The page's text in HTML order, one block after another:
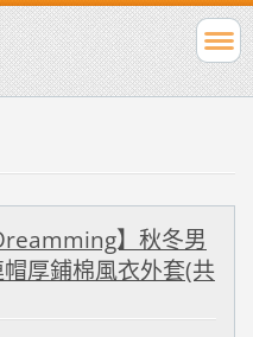
】秋冬男
厚鋪棉風衣外套(共